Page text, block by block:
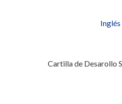
Inglés
Cartilla de Desarollo